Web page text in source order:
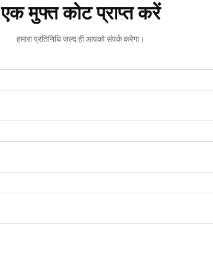
एक मुफ्त कोट प्राप्त करें
हमारा प्रतिनिधि जल्द ही आपको संपर्क करेगा।